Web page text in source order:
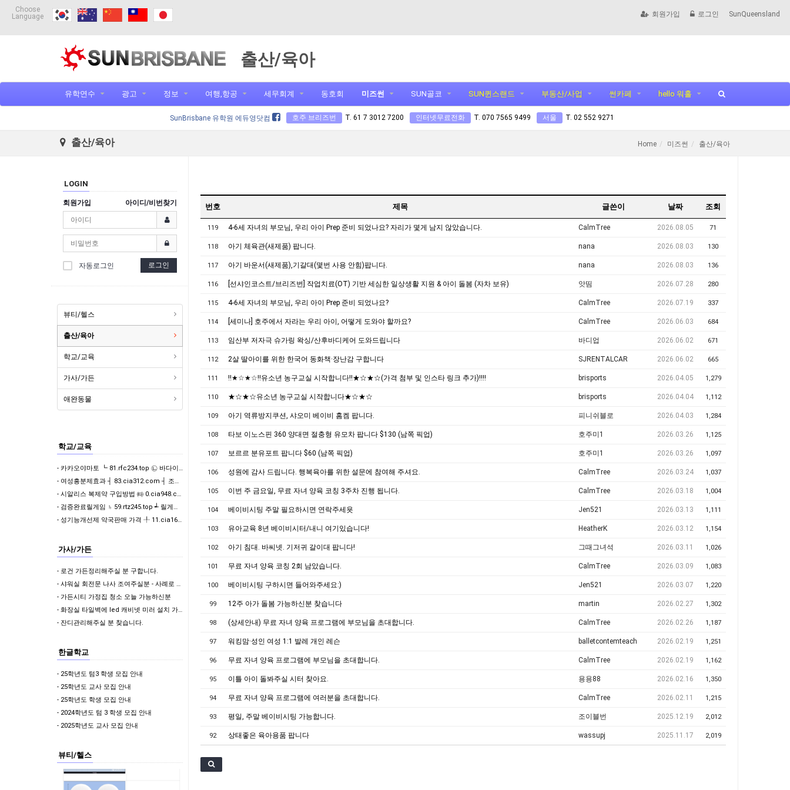
Choose
Language
회원가입 로그인 SunQueensland
출산/육아
유학연수 광고 정보 여행,항공 세무회계 동호회 미즈썬 SUN골코 SUN퀸스랜드 부동산/사업 썬카페 hello 워홀
SunBrisbane 유학원 에듀영닷컴 호주 브리즈번 T. 61 7 3012 7200 인터넷무료전화 T. 070 7565 9499 서울 T. 02 552 9271
출산/육아 Home 미즈썬 출산/육아
LOGIN
회원가입 아이디/비번찾기
자동로그인 로그인
뷰티/헬스
출산/육아
학교/교육
가사/가든
애완동물
학교/교육
- 카카오야마토 ┗ 81.rfc234.top ㉡ 바다이야기게임기
- 여성흥분제효과 ┤ 83.cia312.com ┤ 조루방지제 구입
- 시알리스 복제약 구입방법 ㈙ 0.cia948.com ㈙ 발기부전치료제 구매처 사이트
- 검증완료릴게임 ♄ 59.rtz245.top ┵ 릴게임다운로드
- 성기능개선제 약국판매 가격 ╀ 11.cia169.net ╀ 비아그라구매 사이트
가사/가든
- 로건 가든정리해주실 분 구합니다.
- 샤워실 회전문 나사 조여주실분 - 사례로 50불 드려요 (위치: 사뱅)
- 가든시티 가정집 청소 오늘 가능하신분
- 화장실 타일벽에 led 캐비넷 미러 설치 가능하신분?
- 잔디관리해주실 분 찾습니다.
한글학교
- 25학년도 텀3 학생 모집 안내
- 25학년도 교사 모집 안내
- 25학년도 학생 모집 안내
- 2024학년도 텀 3 학생 모집 안내
- 2025학년도 교사 모집 안내
뷰티/헬스
번호 제목 글쓴이 날짜 조회
119 4-6세 자녀의 부모님, 우리 아이 Prep 준비 되었나요? 자리가 몇게 남지 않았습니다. CalmTree 2026.08.05 71
118 아기 체육관(새제품) 팝니다. nana 2026.08.03 130
117 아기 바운서(새제품),기갈대(몇번 사용 안힘)팝니다. nana 2026.08.03 136
116 [선샤인코스트/브리즈번] 작업치료(OT) 기반 세심한 일상생활 지원 & 아이 돌봄 (자차 보유) 앗띰 2026.07.28 280
115 4-6세 자녀의 부모님, 우리 아이 Prep 준비 되었나요? CalmTree 2026.07.19 337
114 [세미나] 호주에서 자라는 우리 아이, 어떻게 도와야 할까요? CalmTree 2026.06.03 684
113 임산부 저자극 슈가링 왁싱/산후바디케어 도와드립니다 바디업 2026.06.02 671
112 2살 딸아이를 위한 한국어 동화책·장난감 구합니다 SJRENTALCAR 2026.06.02 665
111 ‼️★☆★☆‼️유소년 농구교실 시작합니다‼️★☆★☆(가격 첨부 및 인스타 링크 추가)‼️‼️ brisports 2026.04.05 1,279
110 ★☆★☆유소년 농구교실 시작합니다★☆★☆ brisports 2026.04.04 1,112
109 아기 역류방지쿠션, 샤오미 베이비 홈켐 팝니다. 피니쉬블로 2026.04.03 1,284
108 타보 이노스핀 360 양대면 절충형 유모차 팝니다 $130 (남쪽 픽업) 호주미1 2026.03.26 1,125
107 보르르 분유포트 팝니다 $60 (남쪽 픽업) 호주미1 2026.03.26 1,097
106 성원에 감사 드립니다. 행복육아를 위한 설문에 참여해 주셔요. CalmTree 2026.03.24 1,037
105 이번 주 금요일, 무료 자녀 양육 코칭 3주차 진행 됩니다. CalmTree 2026.03.18 1,004
104 베이비시팅 주말 필요하시면 연락주세욧 Jen521 2026.03.13 1,111
103 유아교육 8년 베이비시터/내니 여기있습니다! HeatherK 2026.03.12 1,154
102 아기 침대. 바씨넷. 기저귀 갈이대 팝니다! 그때그녀석 2026.03.11 1,026
101 무료 자녀 양육 코칭 2회 남았습니다. CalmTree 2026.03.09 1,083
100 베이비시팅 구하시면 들어와주세요:) Jen521 2026.03.07 1,220
99 12주 아가 돌봄 가능하신분 찾습니다 martin 2026.02.27 1,302
98 (상세안내) 무료 자녀 양육 프로그램에 부모님을 초대합니다. CalmTree 2026.02.26 1,187
97 워킹맘·성인 여성 1:1 발레 개인 레슨 balletcontemteach 2026.02.19 1,251
96 무료 자녀 양육 프로그램에 부모님을 초대합니다. CalmTree 2026.02.19 1,162
95 이틀 아이 돌봐주실 시터 찾아요. 용용88 2026.02.16 1,350
94 무료 자녀 양육 프로그램에 여러분을 초대합니다. CalmTree 2026.02.11 1,215
93 평일, 주말 베이비시팅 가능합니다. 조이블번 2025.12.19 2,012
92 상태좋은 육아용품 팝니다 wassupj 2025.11.17 2,019